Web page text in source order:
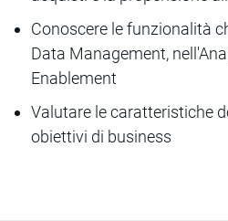
Conoscere le funzionalità
Data Management,
Enablement
Valutare le caratteristiche
obiettivi di business